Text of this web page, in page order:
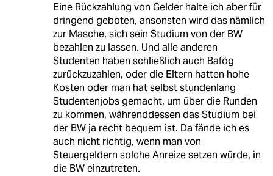
Eine Rückzahlung von Gelder halte ich aber für
dringend geboten, ansonsten wird das nämlich
zur Masche, sich sein Studium von der BW
bezahlen zu lassen. Und alle anderen
Studenten haben schließlich auch Bafög
zurückzuzahlen, oder die Eltern hatten hohe
Kosten oder man hat selbst stundenlang
Studentenjobs gemacht, um über die Runden
zu kommen, währenddessen das Studium bei
der BW ja recht bequem ist. Da fände ich es
auch nicht richtig, wenn man von
Steuergeldern solche Anreize setzen würde, in
die BW einzutreten.